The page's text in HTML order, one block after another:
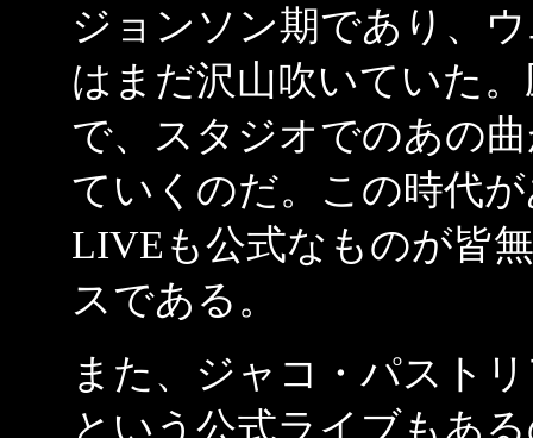
ジョンソン期であり、
はまだ沢山吹いていた
で、スタジオでのあの
ていくのだ。この時代
LIVEも公式なものが皆
スである。
また、ジャコ・パスト
という公式ライブもあ